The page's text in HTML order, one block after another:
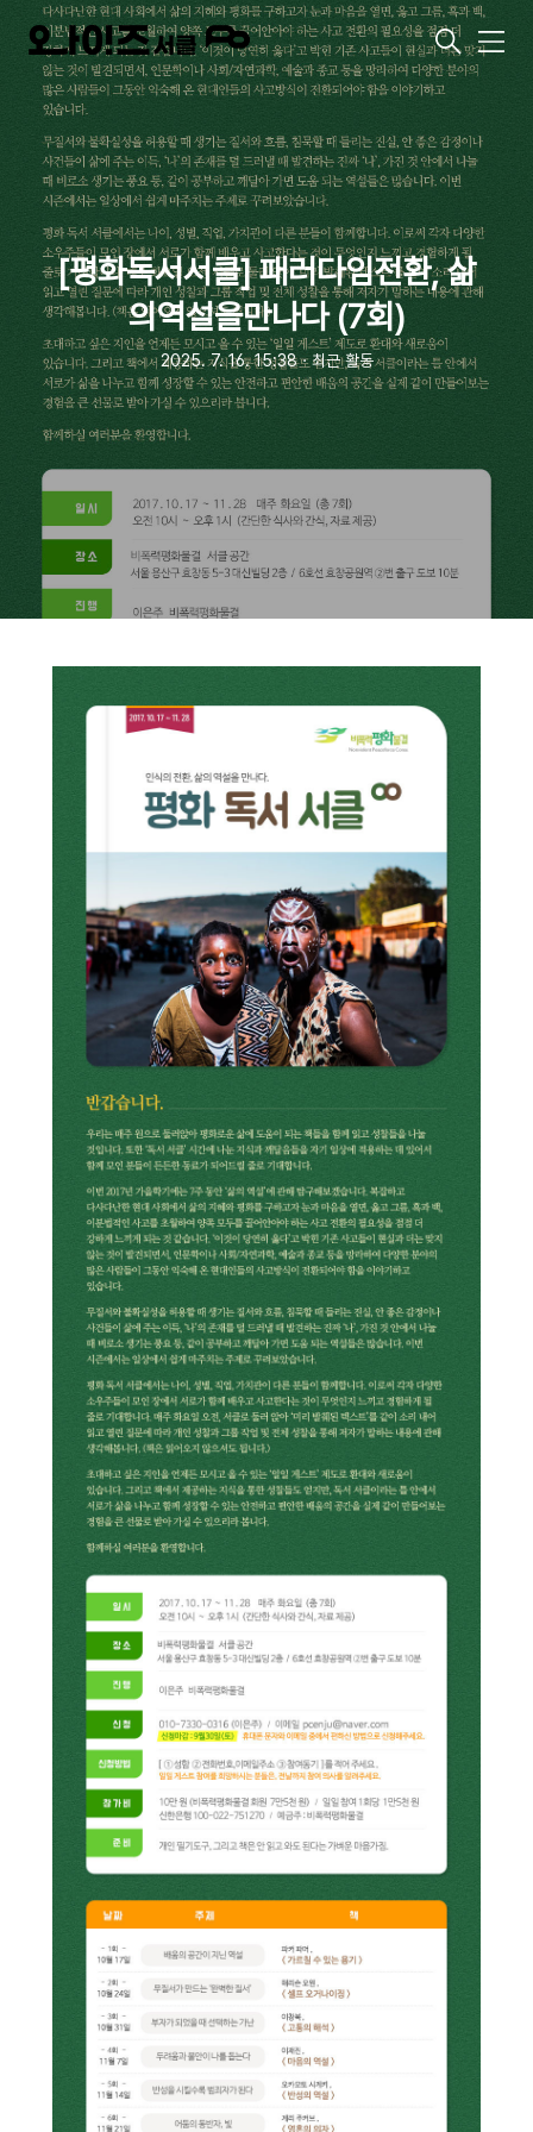
메
[평화독서서클] 패러다임전환, 삶
의역설을만나다 (7회)
2025. 7. 16. 15:38ㆍ최근 활동